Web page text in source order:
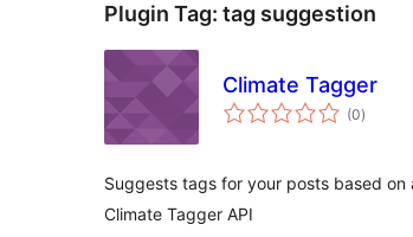
Plugin Tag: tag suggestion
Climate Tagger
(0total
ratings
)
Suggests tags for your posts based
Climate Tagger API